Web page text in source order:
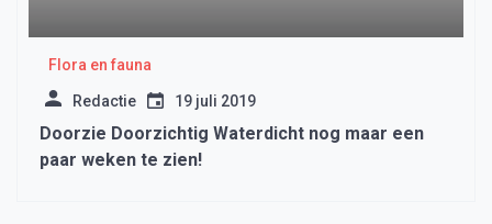
Flora en fauna
Redactie 19 juli 2019
Doorzie Doorzichtig Waterdicht nog maar een
paar weken te zien!